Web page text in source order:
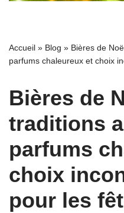
Accueil » Blog » Bières de
parfums chaleureux et choix
Bières de
traditions
parfums
choix
pour les